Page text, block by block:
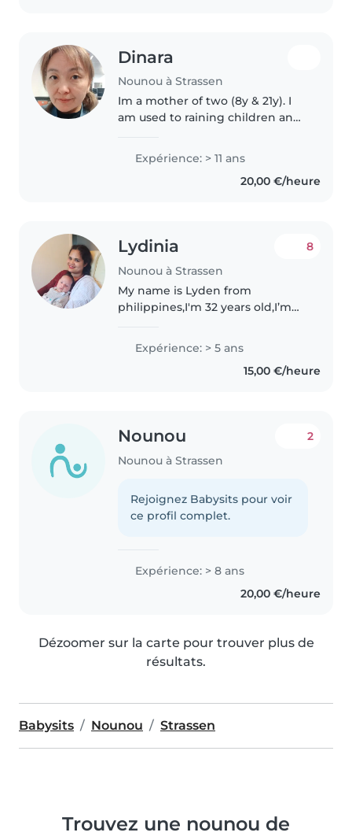
Dinara
Nounou à Strassen
Im a mother of two (8y & 21y). I
am used to raining children and
have a long career in art, so i can
help that your children dont
spent time on tablet..
Expérience: > 11 ans
20,00 €/heure
Lydinia
Nounou à Strassen
8
My name is Lyden from
philippines,I'm 32 years old,I’m
Luxembourg, I'm looking for my
match, I had 6yrs experience of
childcare from age of 0 months
Expérience: > 5 ans
15,00 €/heure
Nounou
Nounou à Strassen
2
Rejoignez Babysits pour voir
ce profil complet.
Expérience: > 8 ans
20,00 €/heure
Dézoomer sur la carte pour trouver plus de
résultats.
Babysits Nounou Strassen
Trouvez une nounou de